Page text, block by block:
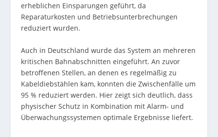
erheblichen Einsparungen geführt, da
Reparaturkosten und Betriebsunterbrechungen
reduziert wurden.
Auch in Deutschland wurde das System an mehreren
kritischen Bahnabschnitten eingeführt. An zuvor
betroffenen Stellen, an denen es regelmäßig zu
Kabeldiebstählen kam, konnten die Zwischenfälle um
95 % reduziert werden. Hier zeigt sich deutlich, dass
physischer Schutz in Kombination mit Alarm- und
Überwachungssystemen optimale Ergebnisse liefert.